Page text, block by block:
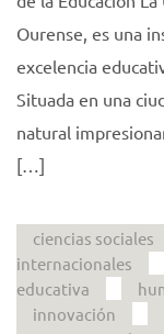
Ourense, es una
excelencia
Situada en una
natural
[…]
ciencias sociales
internacionales
educativa
innovación